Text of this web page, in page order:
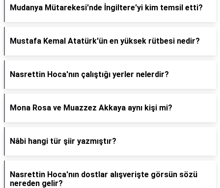
Mudanya Mütarekesi'nde İngiltere'yi kim temsil etti?
Mustafa Kemal Atatürk'ün en yüksek rütbesi nedir?
Nasrettin Hoca'nın çalıştığı yerler nelerdir?
Mona Rosa ve Muazzez Akkaya aynı kişi mi?
Nâbi hangi tür şiir yazmıştır?
Nasrettin Hoca'nın dostlar alışverişte görsün sözü
nereden gelir?